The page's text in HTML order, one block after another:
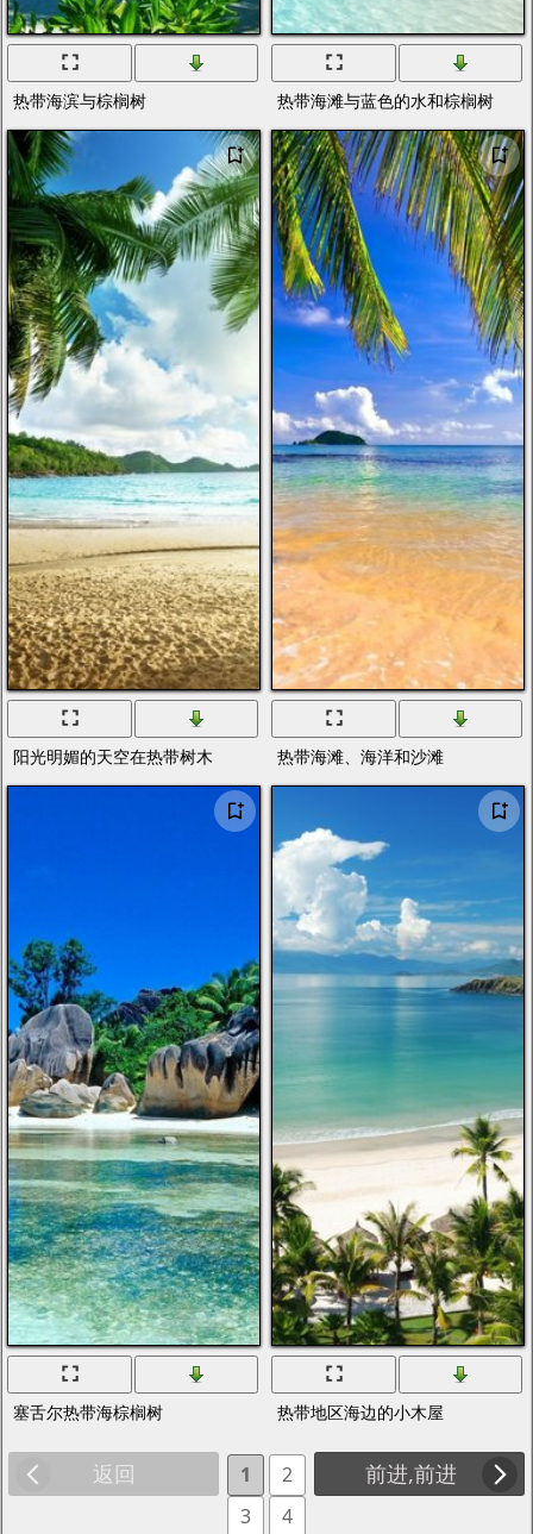
热带海滨与棕榈树 热带海滩与蓝色的水和棕榈树
阳光明媚的天空在热带树木 热带海滩、海洋和沙滩
塞舌尔热带海棕榈树 热带地区海边的小木屋
返回 前进,前进
1
2
3
4